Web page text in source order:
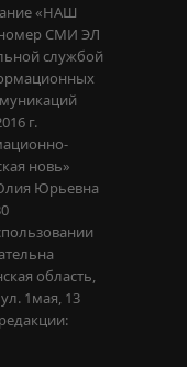
«НАШ
СМИ ЭЛ
службой
г.
новь»
Юрьевна
область,
1мая, 13